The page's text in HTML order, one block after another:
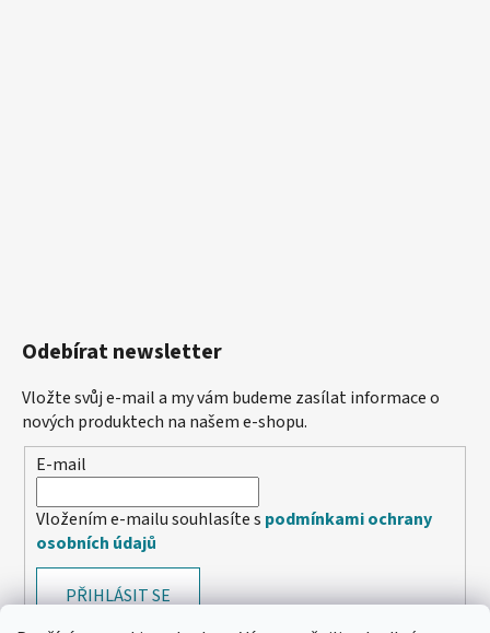
Odebírat newsletter
Vložte svůj e-mail a my vám budeme zasílat informace o
nových produktech na našem e-shopu.
E-mail
Vložením e-mailu souhlasíte s podmínkami ochrany
osobních údajů
PŘIHLÁSIT SE